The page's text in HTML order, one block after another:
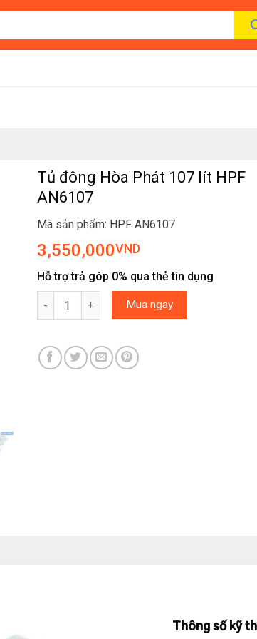
Tủ đông Hòa Phát 107 lít HPF
AN6107
Mã sản phẩm: HPF AN6107
3,550,000VND
Hỗ trợ trả góp 0% qua thẻ tín dụng
Tủ đông Hòa Phát 107 lít HPF AN6107 số
Mua ngay
Thông số kỹ